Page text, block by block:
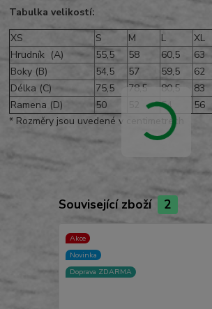
Tabulka velikostí:
XS
S M L XL
Hrudník (A)
55,5 58 60,5 63
Boky (B)
54,5 57 59,5 62
Délka (C)
75,5 78,5 80,5 83
Ramena (D)
50 54 56
* Rozměry jsou uvedené v centimetrech
Související zboží 2
Akce
Novinka
Doprava ZDARMA